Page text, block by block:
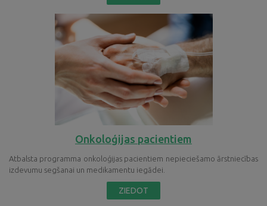
Onkoloģijas pacientiem
Atbalsta programma onkoloģijas pacientiem nepieciešamo ārstniecības
izdevumu segšanai un medikamentu iegādei.
ZIEDOT